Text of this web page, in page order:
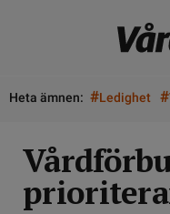
Heta ämnen: #Ledighet #